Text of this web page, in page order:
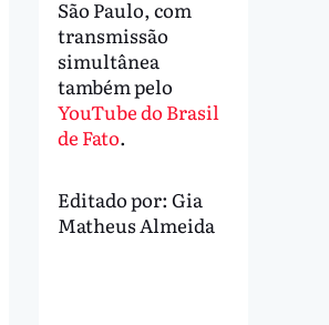
São Paulo, com
transmissão
simultânea
também pelo
YouTube do Brasil
de Fato.
Editado por: Gia
Matheus Almeida